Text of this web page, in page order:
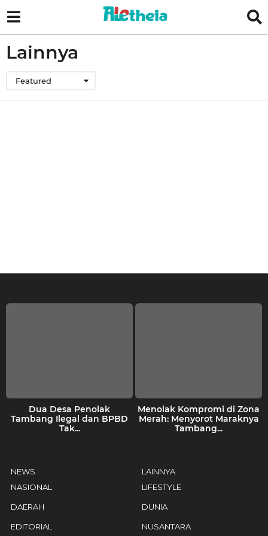
Lainnya
Featured
Dua Desa Penolak
Tambang Ilegal dan BPBD
Tak...
Menolak Kompromi di Zona
Merah: Menyorot Maraknya
Tambang...
NEWS
NASIONAL
DAERAH
EDITORIAL
LAINNYA
LIFESTYLE
DUNIA
NUSANTARA